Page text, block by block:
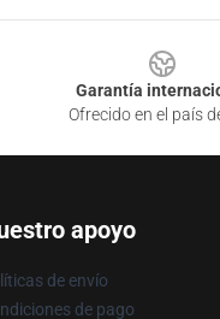
Garantía
Ofrecido en el país
apoyo
de envío
de pago